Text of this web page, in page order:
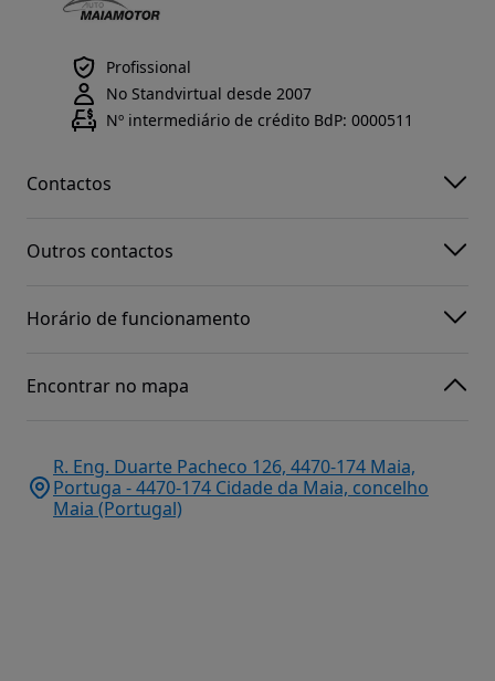
Profissional
No Standvirtual desde 2007
Nº intermediário de crédito BdP: 0000511
Contactos
Outros contactos
Horário de funcionamento
Encontrar no mapa
R. Eng. Duarte Pacheco 126, 4470-174 Maia,
Portuga - 4470-174 Cidade da Maia, concelho
Maia (Portugal)